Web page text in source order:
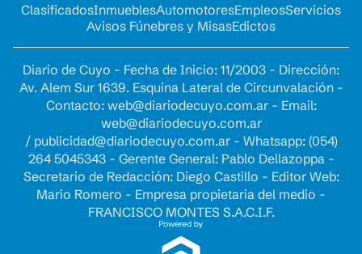
ClasificadosInmueblesAutomotoresEmpleosServicios
Avisos Fúnebres y MisasEdictos
Diario de Cuyo - Fecha de Inicio: 11/2003 - Dirección:
Av. Alem Sur 1639. Esquina Lateral de Circunvalación -
Contacto: web@diariodecuyo.com.ar- Email:
web@diariodecuyo.com.ar
/ publicidad@diariodecuyo.com.ar- Whatsapp: (054)
264 5045343 - Gerente General: Pablo Dellazoppa -
Secretario de Redacción: Diego Castillo - Editor Web:
Mario Romero - Empresa propietaria del medio -
FRANCISCO MONTES S.A.C.I.F.